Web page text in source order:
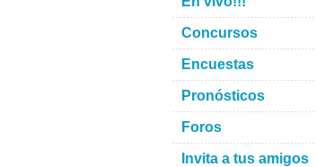
Concursos
Encuestas
Pronósticos
Foros
Invita a tus amigos